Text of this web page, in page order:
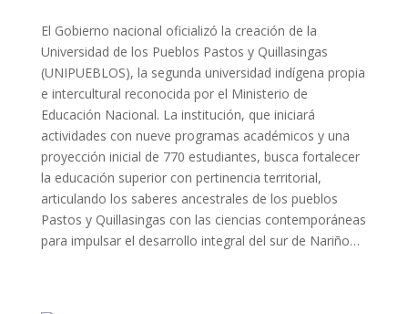
El Gobierno nacional oficializó la creación de la
Universidad de los Pueblos Pastos y Quillasingas
(UNIPUEBLOS), la segunda universidad indígena propia
e intercultural reconocida por el Ministerio de
Educación Nacional. La institución, que iniciará
actividades con nueve programas académicos y una
proyección inicial de 770 estudiantes, busca fortalecer
la educación superior con pertinencia territorial,
articulando los saberes ancestrales de los pueblos
Pastos y Quillasingas con las ciencias contemporáneas
para impulsar el desarrollo integral del sur de Nariño…